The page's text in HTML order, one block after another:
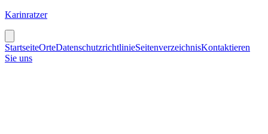
Karinratzer
StartseiteOrteDatenschutzrichtlinieSeitenverzeichnisKontaktieren
Sie uns